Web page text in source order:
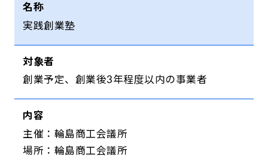
名称
実践創業塾
対象者
創業予定、創業後3年程度以内の事業者
内容
主催：輪島商工会議所
場所：輪島商工会議所